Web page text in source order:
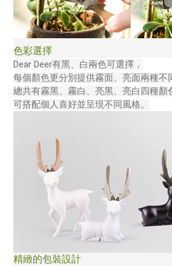
色彩選擇
Dear Deer有黑、白兩色可選擇，
每個顏色更分別提供霧面、亮面兩種不
總共有霧黑、霧白、亮黑、亮白四種顏
可搭配個人喜好並呈現不同風格。
精緻的包裝設計